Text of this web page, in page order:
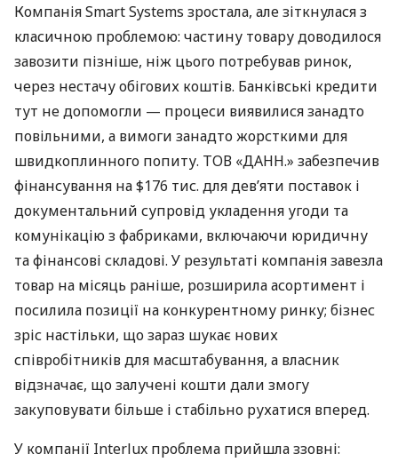
Компанія Smart Systems зростала, але зіткнулася з
класичною проблемою: частину товару доводилося
завозити пізніше, ніж цього потребував ринок,
через нестачу обігових коштів. Банківські кредити
тут не допомогли — процеси виявилися занадто
повільними, а вимоги занадто жорсткими для
швидкоплинного попиту. ТОВ «ДАНН.» забезпечив
фінансування на $176 тис. для дев’яти поставок і
документальний супровід укладення угоди та
комунікацію з фабриками, включаючи юридичну
та фінансові складові. У результаті компанія завезла
товар на місяць раніше, розширила асортимент і
посилила позиції на конкурентному ринку; бізнес
зріс настільки, що зараз шукає нових
співробітників для масштабування, а власник
відзначає, що залучені кошти дали змогу
закуповувати більше і стабільно рухатися вперед.
У компанії Interlux проблема прийшла ззовні: